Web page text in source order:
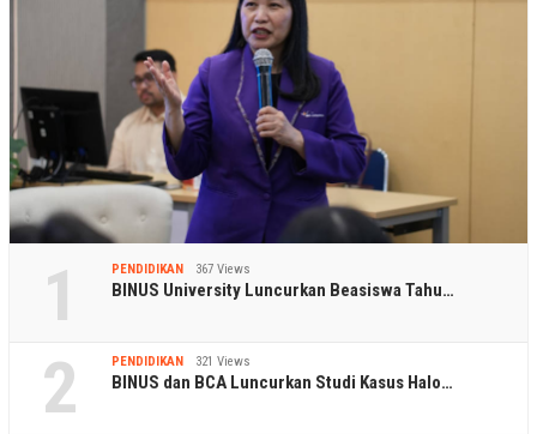
1 PENDIDIKAN 367 Views
BINUS University Luncurkan Beasiswa Tahu…
2 PENDIDIKAN 321 Views
BINUS dan BCA Luncurkan Studi Kasus Halo…